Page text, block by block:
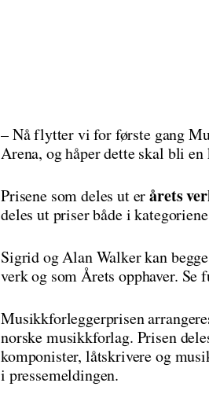
– Nå flytter vi for første gang
Arena, og håper dette skal bli
Prisene som deles ut erårets
deles ut priser både i
Sigrid og Alan Walker kan
verk og som Årets opphaver.
Musikkforleggerprisen
norske musikkforlag. Prisen
komponister, låtskrivere og
i pressemeldingen.